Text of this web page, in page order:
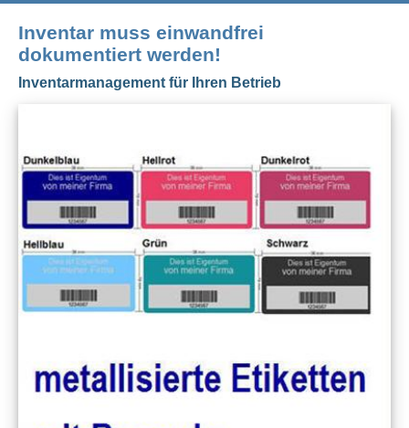
Inventar muss einwandfrei
dokumentiert werden!
Inventarmanagement für Ihren Betrieb